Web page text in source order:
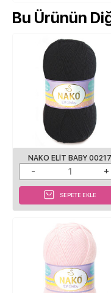
Bu Ürünün
NAKO ELIT BABY 00217
SEPETE EKLE